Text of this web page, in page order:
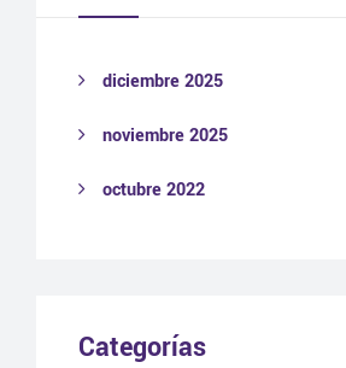
diciembre 2025
noviembre 2025
octubre 2022
Categorías